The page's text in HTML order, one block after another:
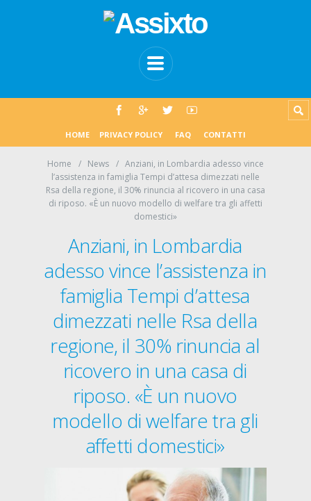
HOME PRIVACY POLICY FAQ CONTATTI
Home News
Anziani, in Lombardia adesso vince
l’assistenza in famiglia Tempi d’attesa dimezzati nelle
Rsa della regione, il 30% rinuncia al ricovero in una casa
di riposo. «È un nuovo modello di welfare tra gli affetti
domestici»
Anziani, in Lombardia
adesso vince l’assistenza in
famiglia Tempi d’attesa
dimezzati nelle Rsa della
regione, il 30% rinuncia al
ricovero in una casa di
riposo. «È un nuovo
modello di welfare tra gli
affetti domestici»